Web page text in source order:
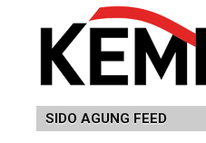
SIDO AGUNG FEED